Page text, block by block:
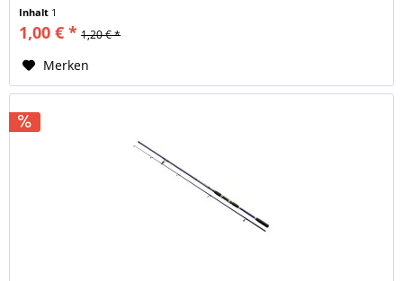
Inhalt 1
1,00 € * 1,20 € *
Merken